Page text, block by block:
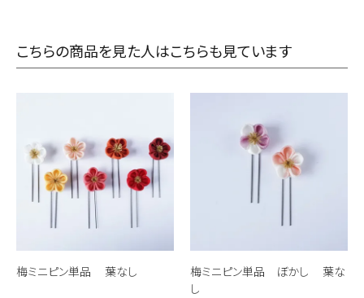
こちらの商品を見た人はこちらも見ています
梅ミニピン単品 葉なし
梅ミニピン単品 ぼかし 葉な
し